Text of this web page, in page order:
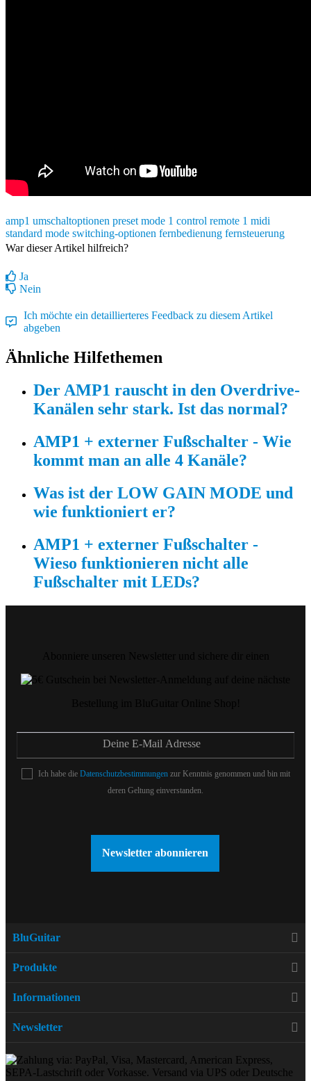
amp1 umschaltoptionen preset mode 1 control remote 1 midi
standard mode switching-optionen fernbedienung fernsteuerung
War dieser Artikel hilfreich?
Ja
Nein
Ich möchte ein detaillierteres Feedback zu diesem Artikel
abgeben
Ähnliche Hilfethemen
Der AMP1 rauscht in den Overdrive-
Kanälen sehr stark. Ist das normal?
AMP1 + externer Fußschalter - Wie
kommt man an alle 4 Kanäle?
Was ist der LOW GAIN MODE und
wie funktioniert er?
AMP1 + externer Fußschalter -
Wieso funktionieren nicht alle
Fußschalter mit LEDs?
Ich habe die Datenschutzbestimmungenzur Kenntnis genommen und bin mit
deren Geltung einverstanden.
Newsletter abonnieren
BluGuitar
Produkte
Informationen
Newsletter